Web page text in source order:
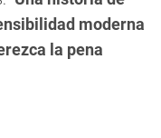
moderna
la pena